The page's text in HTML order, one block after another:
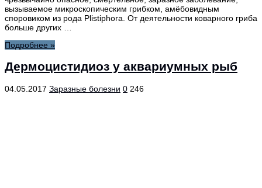
вызываемое микроскопическим грибком, амёбовидным
споровиком из рода Plistiphora. От деятельности коварного гриба
больше других …
Подробнее »
Дермоцистидиоз у аквариумных рыб
04.05.2017 Заразные болезни 0 246